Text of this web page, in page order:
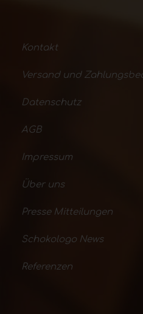
Kontakt
Versand und
Datenschutz
AGB
Impressum
Über uns
Presse Mitteilungen
Schokologo News
Referenzen